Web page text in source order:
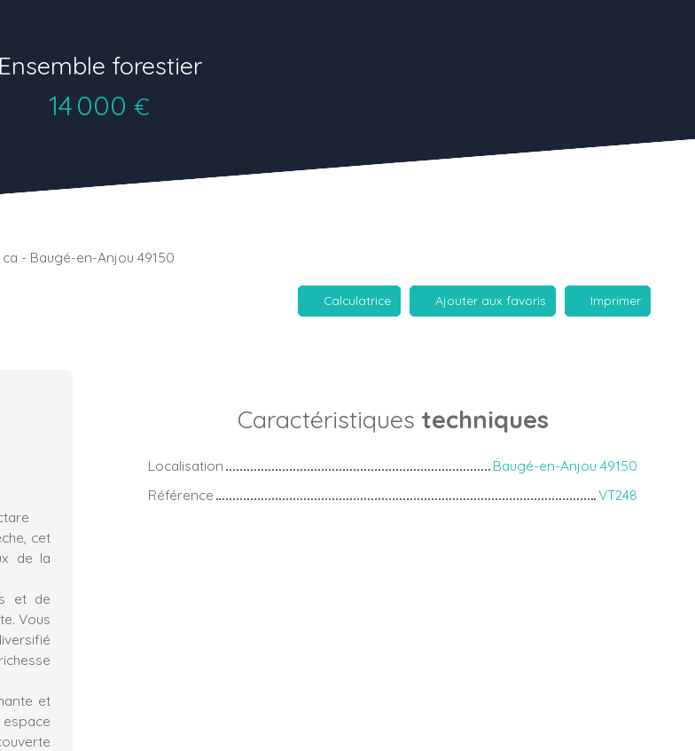
Ensemble forestier
14 000 €
- Baugé-en-Anjou 49150
Calculatrice Ajouter aux favoris Imprimer
cet
de la
et de
Vous
et
Caractéristiques techniques
Localisation
Baugé-en-Anjou 49150
Référence
VT248